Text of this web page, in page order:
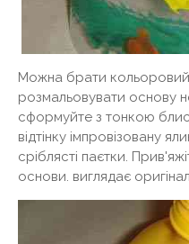
Можна брати кольоровий
розмальовувати основу
сформуйте з тонкою
відтінку імпровізовану
сріблясті паєтки.
основи. виглядає